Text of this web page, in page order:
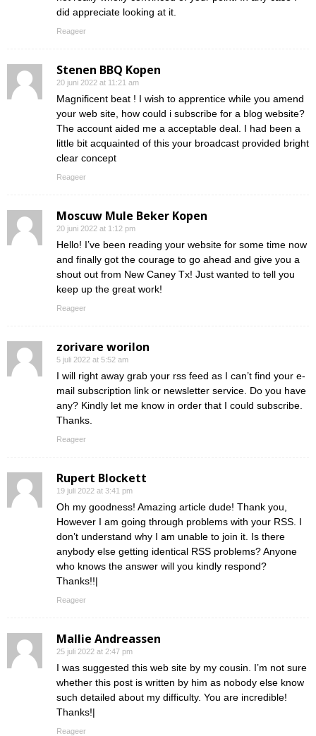
did appreciate looking at it.
Reageer
Stenen BBQ Kopen
20 juni 2022 at 11:21 am
Magnificent beat ! I wish to apprentice while you amend
your web site, how could i subscribe for a blog website?
The account aided me a acceptable deal. I had been a
little bit acquainted of this your broadcast provided bright
clear concept
Reageer
Moscuw Mule Beker Kopen
20 juni 2022 at 1:12 pm
Hello! I’ve been reading your website for some time now
and finally got the courage to go ahead and give you a
shout out from New Caney Tx! Just wanted to tell you
keep up the great work!
Reageer
zorivare worilon
5 juli 2022 at 5:52 am
I will right away grab your rss feed as I can’t find your e-
mail subscription link or newsletter service. Do you have
any? Kindly let me know in order that I could subscribe.
Thanks.
Reageer
Rupert Blockett
19 juli 2022 at 3:41 pm
Oh my goodness! Amazing article dude! Thank you,
However I am going through problems with your RSS. I
don’t understand why I am unable to join it. Is there
anybody else getting identical RSS problems? Anyone
who knows the answer will you kindly respond?
Thanks!!|
Reageer
Mallie Andreassen
25 juli 2022 at 2:47 pm
I was suggested this web site by my cousin. I’m not sure
whether this post is written by him as nobody else know
such detailed about my difficulty. You are incredible!
Thanks!|
Reageer